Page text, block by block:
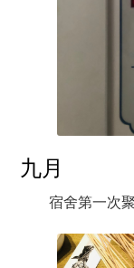
九月
宿舍第一次聚